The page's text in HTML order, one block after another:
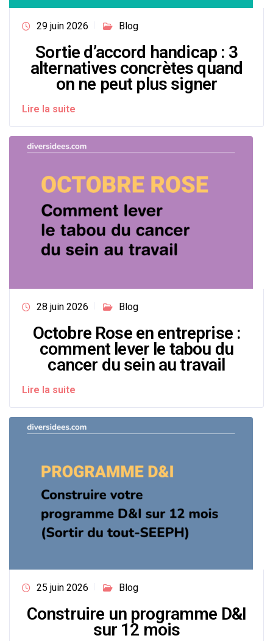
29 juin 2026 Blog
Sortie d’accord handicap : 3
alternatives concrètes quand
on ne peut plus signer
Lire la suite
28 juin 2026 Blog
Octobre Rose en entreprise :
comment lever le tabou du
cancer du sein au travail
Lire la suite
25 juin 2026 Blog
Construire un programme D&I
sur 12 mois